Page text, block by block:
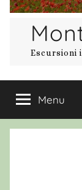
Escursioni
Menu